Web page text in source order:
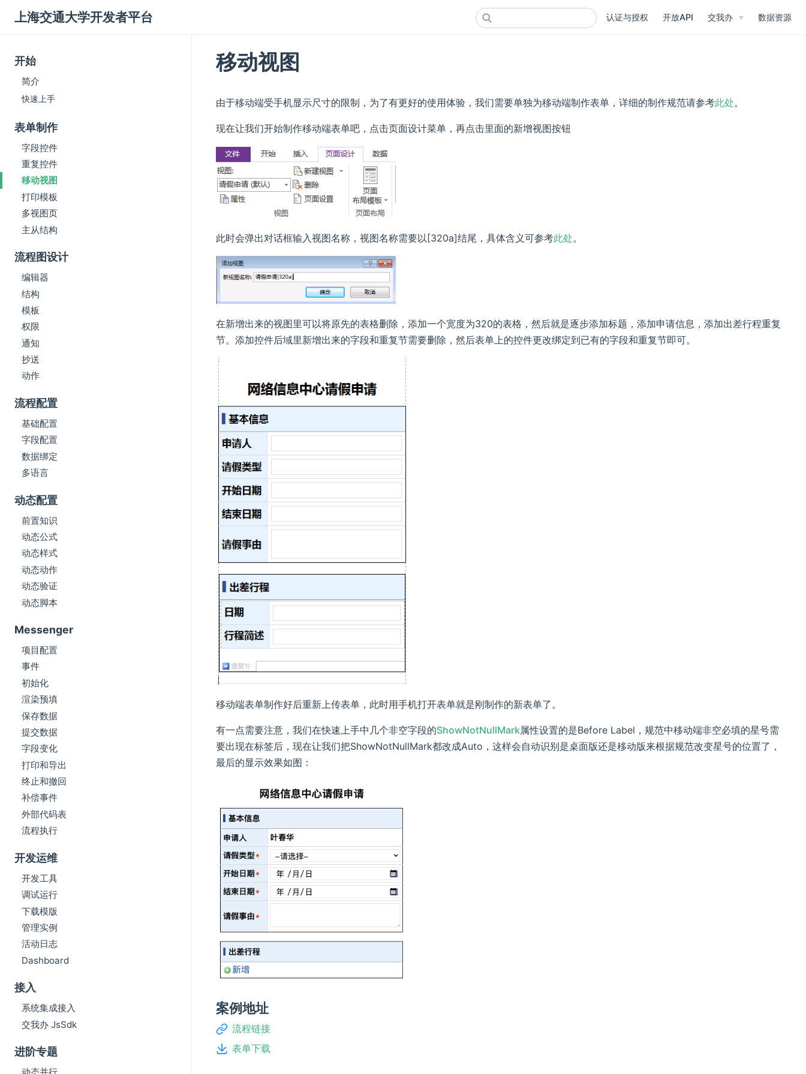
上海交通大学开发者平台 认证与授权 开放API 交我办 数据资源
开始
简介
快速上手
表单制作
字段控件
重复控件
移动视图
打印模板
多视图页
主从结构
流程图设计
编辑器
结构
模板
权限
通知
抄送
动作
流程配置
基础配置
字段配置
数据绑定
多语言
动态配置
前置知识
动态公式
动态样式
动态动作
动态验证
动态脚本
Messenger
项目配置
事件
初始化
渲染预填
保存数据
提交数据
字段变化
打印和导出
终止和撤回
补偿事件
外部代码表
流程执行
开发运维
开发工具
调试运行
下载模版
管理实例
活动日志
Dashboard
接入
系统集成接入
交我办 JsSdk
进阶专题
移动视图
由于移动端受手机显示尺寸的限制，为了有更好的使用体验，我们需要单独为移动端制作表单，详细的制作规范请参考此处。
现在让我们开始制作移动端表单吧，点击页面设计菜单，再点击里面的新增视图按钮
此时会弹出对话框输入视图名称，视图名称需要以[320a]结尾，具体含义可参考此处。
在新增出来的视图里可以将原先的表格删除，添加一个宽度为320的表格，然后就是逐步添加标题，添加申请信息，添加出差行程重复
节。添加控件后域里新增出来的字段和重复节需要删除，然后表单上的控件更改绑定到已有的字段和重复节即可。
移动端表单制作好后重新上传表单，此时用手机打开表单就是刚制作的新表单了。
有一点需要注意，我们在快速上手中几个非空字段的ShowNotNullMark属性设置的是Before Label，规范中移动端非空必填的星号需
要出现在标签后，现在让我们把ShowNotNullMark都改成Auto，这样会自动识别是桌面版还是移动版来根据规范改变星号的位置了，
最后的显示效果如图：
案例地址
流程链接
表单下载